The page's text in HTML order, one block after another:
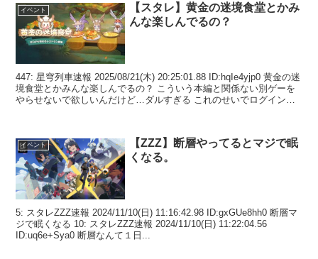
イベント
【スタレ】黄金の迷境食堂とかみ
んな楽しんでるの？
447: 星穹列車速報 2025/08/21(木) 20:25:01.88 ID:hqIe4yjp0 黄金の迷
境食堂とかみんな楽しんでるの？ こういう本編と関係ない別ゲーを
やらせないで欲しいんだけど…ダルすぎる これのせいでログインす
イベント
【ZZZ】断層やってるとマジで眠
くなる。
5: スタレZZZ速報 2024/11/10(日) 11:16:42.98 ID:gxGUe8hh0 断層マ
ジで眠くなる 10: スタレZZZ速報 2024/11/10(日) 11:22:04.56
ID:uq6e+Sya0 断層なんて１日...